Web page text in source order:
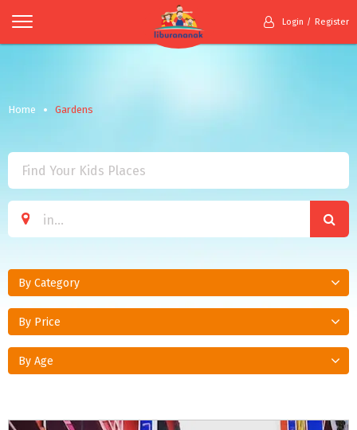
Login Register
Home Gardens
By Category
By Price
By Age